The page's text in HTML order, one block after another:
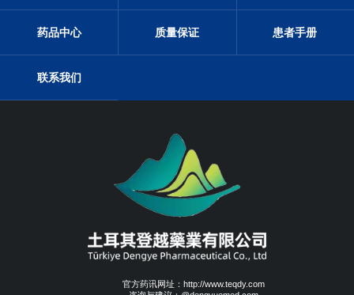
药品中心 质量保证 患者手册
联系我们
官方药讯网址：http://www.teqdy.com